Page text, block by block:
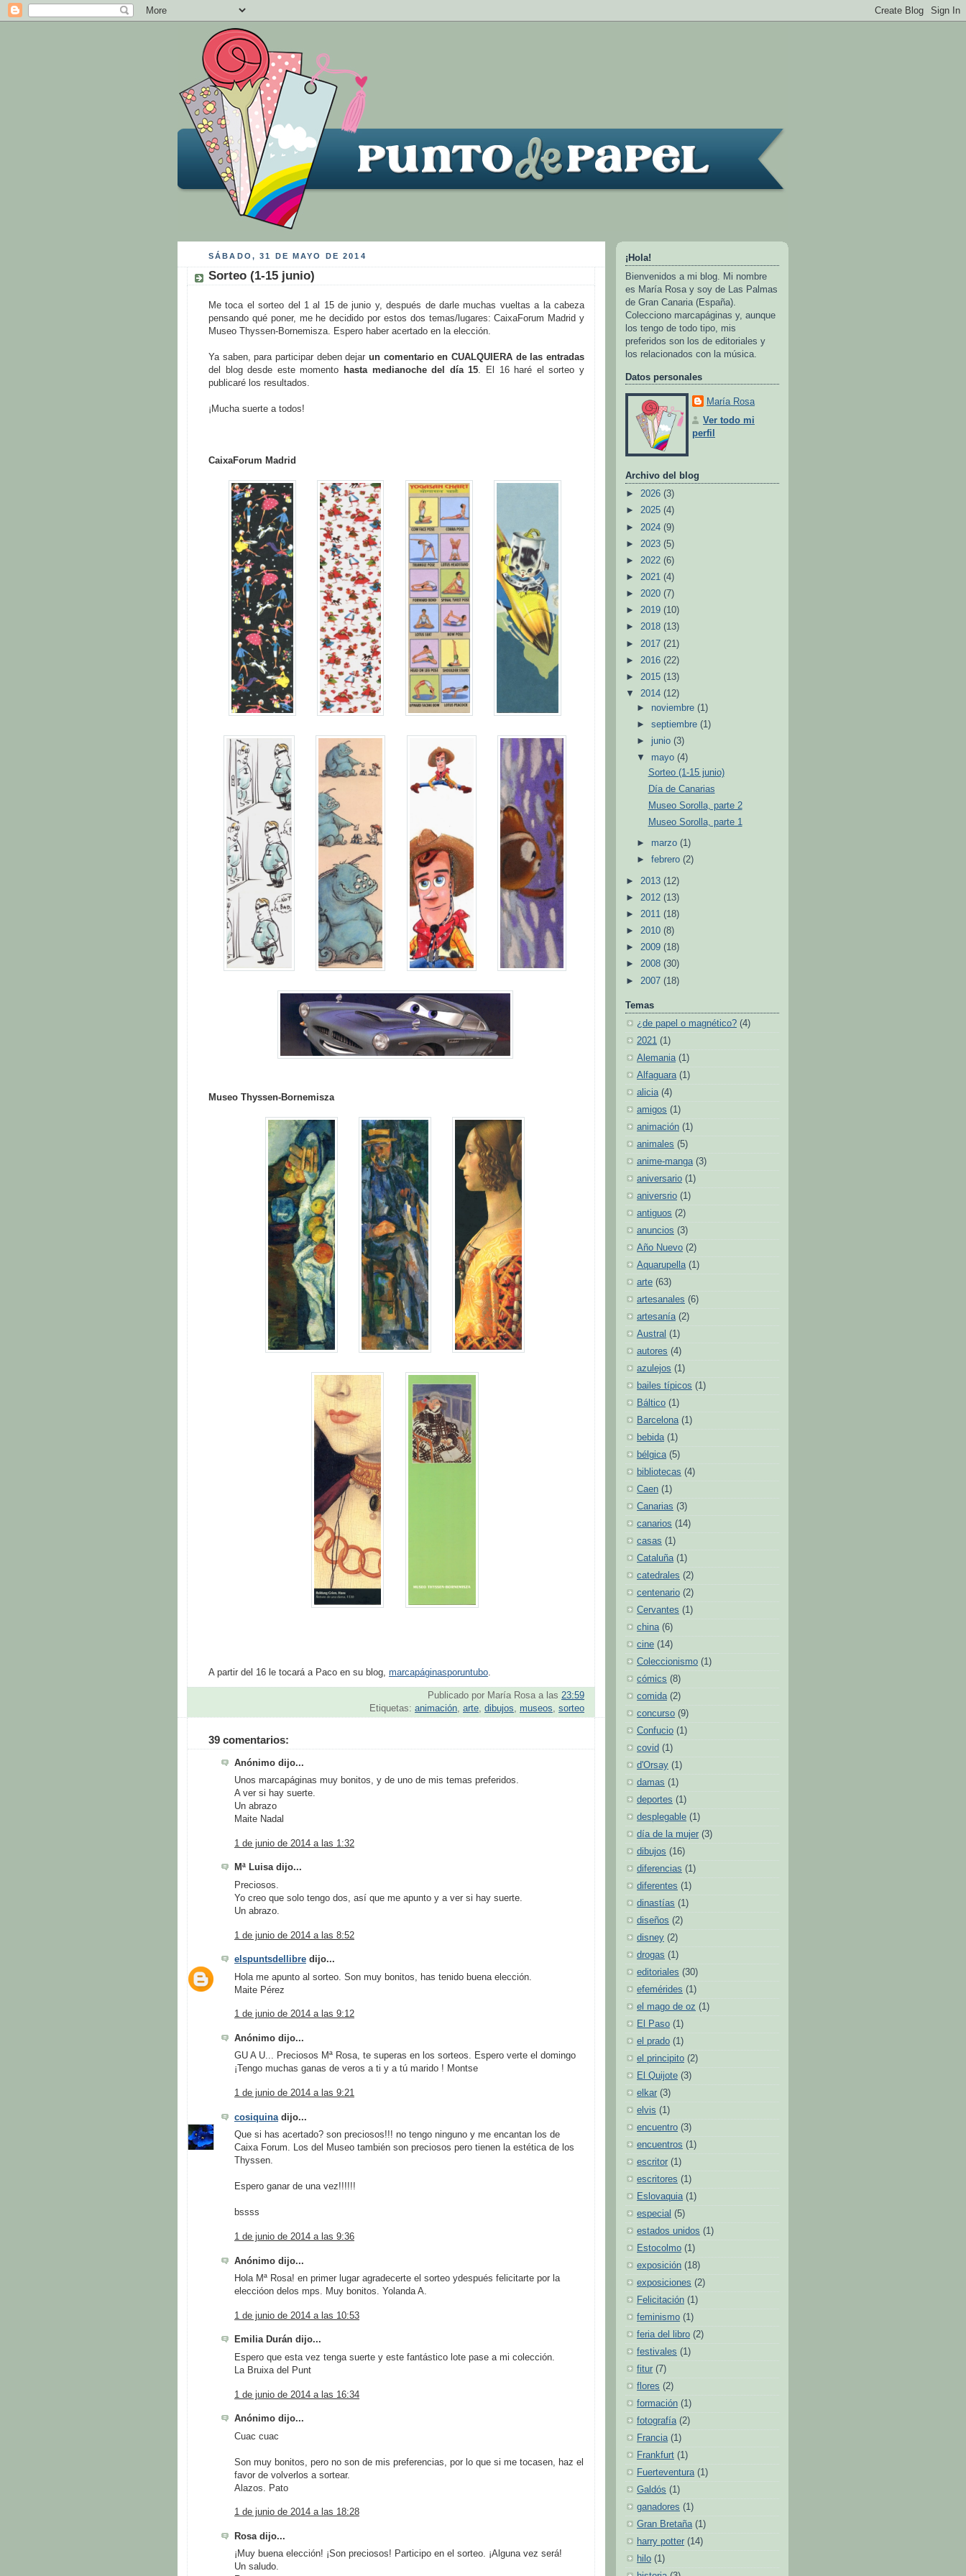
SÁBADO, 31 DE MAYO DE 2014
Sorteo (1-15 junio)
Me toca el sorteo del 1 al 15 de junio y, después de darle muchas vueltas a la cabeza
pensando qué poner, me he decidido por estos dos temas/lugares: CaixaForum Madrid y
Museo Thyssen-Bornemisza. Espero haber acertado en la elección.
Ya saben, para participar deben dejar un comentario en CUALQUIERA de las entradas
del blog desde este momento
hasta medianoche del día 15. El 16 haré el sorteo y
publicaré los resultados.
¡Mucha suerte a todos!
CaixaForum Madrid
Museo Thyssen-Bornemisza
A partir del 16 le tocará a Paco en su blog, marcapáginasporuntubo.
Publicado por María Rosa a las 23:59
Etiquetas: animación arte dibujos museos sorteo
39 comentarios:
Anónimo dijo...
Unos marcapáginas muy bonitos, y de uno de mis temas preferidos.
A ver si hay suerte.
Un abrazo
Maite Nadal
1 de junio de 2014 a las 1:32
Mª Luisa dijo...
Preciosos.
Yo creo que solo tengo dos, así que me apunto y a ver si hay suerte.
Un abrazo.
1 de junio de 2014 a las 8:52
elspuntsdellibre dijo...
Hola me apunto al sorteo. Son muy bonitos, has tenido buena elección.
Maite Pérez
1 de junio de 2014 a las 9:12
Anónimo dijo...
GU A U... Preciosos Mª Rosa, te superas en los sorteos. Espero verte el domingo
¡Tengo muchas ganas de veros a ti y a tú marido ! Montse
1 de junio de 2014 a las 9:21
cosiquinadijo...
Que si has acertado? son preciosos!!! no tengo ninguno y me encantan los de
Caixa Forum. Los del Museo también son preciosos pero tienen la estética de los
Thyssen.
Espero ganar de una vez!!!!!!
bssss
1 de junio de 2014 a las 9:36
Anónimo dijo...
Hola Mª Rosa! en primer lugar agradecerte el sorteo ydespués felicitarte por la
eleccióon delos mps. Muy bonitos. Yolanda A.
1 de junio de 2014 a las 10:53
Emilia Durán dijo...
Espero que esta vez tenga suerte y este fantástico lote pase a mi colección.
La Bruixa del Punt
1 de junio de 2014 a las 16:34
Anónimo dijo...
Cuac cuac
Son muy bonitos, pero no son de mis preferencias, por lo que si me tocasen, haz el
favor de volverlos a sortear.
Alazos. Pato
1 de junio de 2014 a las 18:28
Rosa dijo...
¡Muy buena elección! ¡Son preciosos! Participo en el sorteo. ¡Alguna vez será!
Un saludo.
¡Hola!
Bienvenidos a mi blog. Mi nombre
es María Rosa y soy de Las Palmas
de Gran Canaria (España).
Colecciono marcapáginas y, aunque
los tengo de todo tipo, mis
preferidos son los de editoriales y
los relacionados con la música.
Datos personales
María Rosa
Ver todo mi
perfil
Archivo del blog
► 2026 (3)
► 2025 (4)
► 2024 (9)
► 2023 (5)
► 2022 (6)
► 2021 (4)
► 2020 (7)
► 2019 (10)
► 2018 (13)
► 2017 (21)
► 2016 (22)
► 2015 (13)
▼ 2014 (12)
► noviembre(1)
►septiembre(1)
► junio(3)
▼ mayo(4)
Sorteo (1-15 junio)
Día de Canarias
Museo Sorolla, parte 2
Museo Sorolla, parte 1
► marzo(1)
►febrero(2)
► 2013 (12)
► 2012 (13)
► 2011 (18)
► 2010 (8)
► 2009 (18)
► 2008 (30)
► 2007 (18)
Temas
¿de papel o magnético? (4)
2021 (1)
Alemania (1)
Alfaguara (1)
alicia (4)
amigos (1)
animación (1)
animales (5)
anime-manga (3)
aniversario (1)
aniversrio (1)
antiguos (2)
anuncios (3)
Año Nuevo (2)
Aquarupella (1)
arte (63)
artesanales (6)
artesanía (2)
Austral (1)
autores (4)
azulejos (1)
bailes típicos (1)
Báltico (1)
Barcelona (1)
bebida (1)
bélgica (5)
bibliotecas (4)
Caen (1)
Canarias (3)
canarios (14)
casas (1)
Cataluña (1)
catedrales (2)
centenario (2)
Cervantes (1)
china (6)
cine (14)
Coleccionismo (1)
cómics (8)
comida (2)
concurso (9)
Confucio (1)
covid (1)
d'Orsay (1)
damas (1)
deportes (1)
desplegable (1)
día de la mujer (3)
dibujos (16)
diferencias (1)
diferentes (1)
dinastías (1)
diseños (2)
disney (2)
drogas (1)
editoriales (30)
efemérides (1)
el mago de oz (1)
El Paso (1)
el prado (1)
el principito (2)
El Quijote (3)
elkar (3)
elvis (1)
encuentro (3)
encuentros (1)
escritor (1)
escritores (1)
Eslovaquia (1)
especial (5)
estados unidos (1)
Estocolmo (1)
exposición (18)
exposiciones (2)
Felicitación (1)
feminismo (1)
feria del libro (2)
festivales (1)
fitur (7)
flores (2)
formación (1)
fotografía (2)
Francia (1)
Frankfurt (1)
Fuerteventura (1)
Galdós (1)
ganadores (1)
Gran Bretaña (1)
harry potter (14)
hilo (1)